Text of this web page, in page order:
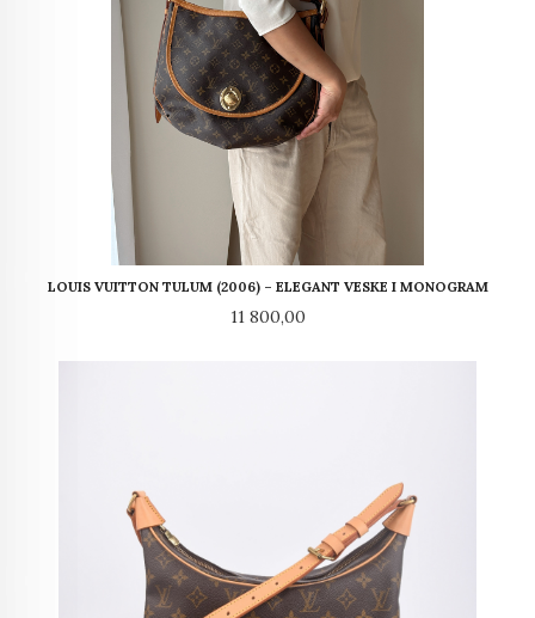
LOUIS VUITTON TULUM (2006) – ELEGANT VESKE I MONOGRAM
Pris
11 800,00